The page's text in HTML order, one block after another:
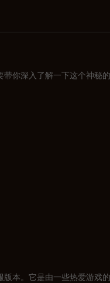
你深入了解一下这个神秘
本。它是由一些热爱游戏